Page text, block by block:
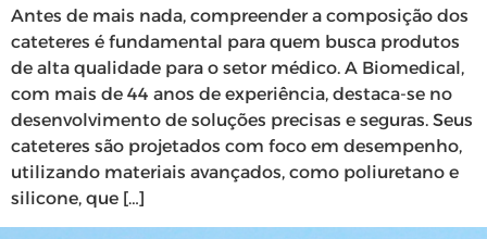
Antes de mais nada, compreender a composição dos
cateteres é fundamental para quem busca produtos
de alta qualidade para o setor médico. A Biomedical,
com mais de 44 anos de experiência, destaca-se no
desenvolvimento de soluções precisas e seguras. Seus
cateteres são projetados com foco em desempenho,
utilizando materiais avançados, como poliuretano e
silicone, que […]